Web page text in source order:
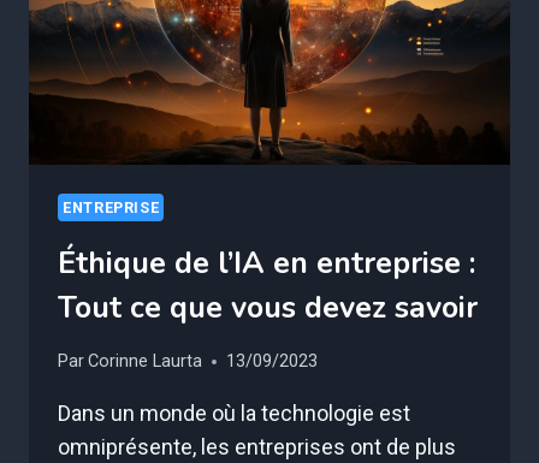
ENTREPRISE
Éthique de l’IA en entreprise :
Tout ce que vous devez savoir
ParCorinne Laurta 13/09/2023
Dans un monde où la technologie est
omniprésente, les entreprises ont de plus